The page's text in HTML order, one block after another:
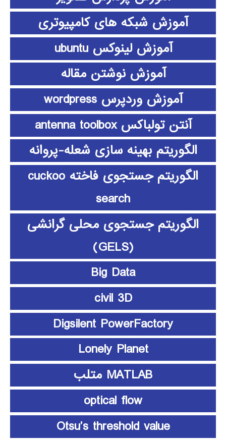
آموزش شبکه های کامپیوتری
آموزش لینوکس ubuntu
آموزش نوشتن مقاله
آموزش وردپرس wordpress
آنتن تولباکس antenna toolbox
الگوریتم بهینه سازی شعله-پروانه
الگوریتم جستجوی فاخته cuckoo
search
الگوریتم جستجوی محلی گرانشی
(GELS)
Big Data
civil 3D
Digsilent PowerFactory
Lonely Planet
MATLAB متلب
optical flow
Otsu’s threshold value